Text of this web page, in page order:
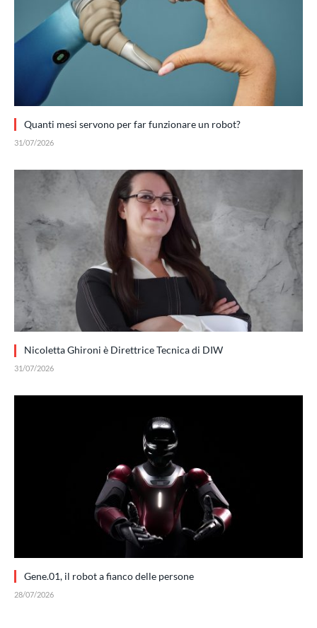
Quanti mesi servono per far funzionare un robot?
31/07/2026
Nicoletta Ghironi è Direttrice Tecnica di DIW
31/07/2026
Gene.01, il robot a fianco delle persone
28/07/2026